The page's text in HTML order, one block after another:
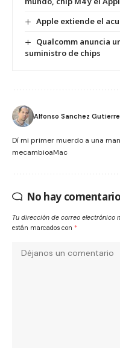
Apple extiende el
Qualcomm anuncia
suministro de chips
Alfonso Sanchez
Dí mi primer muerdo a una
mecambioaMac
No hay
Tu dirección de correo electrónico
están marcados con *